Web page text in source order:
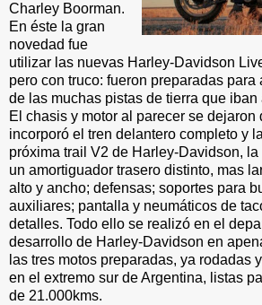
Charley Boorman.
En éste la gran
novedad fue
utilizar las nuevas Harley-Davidson
pero con truco: fueron preparadas para
de las muchas pistas de tierra que iban
El chasis y motor al parecer se dejaron
incorporó el tren delantero completo y
próxima trail V2 de Harley-Davidson, la
un amortiguador trasero distinto, mas
alto y ancho; defensas; soportes para
auxiliares; pantalla y neumáticos de
detalles. Todo ello se realizó en el
desarrollo de Harley-Davidson en
las tres motos preparadas, ya rodadas
en el extremo sur de Argentina, listas
de 21.000kms.